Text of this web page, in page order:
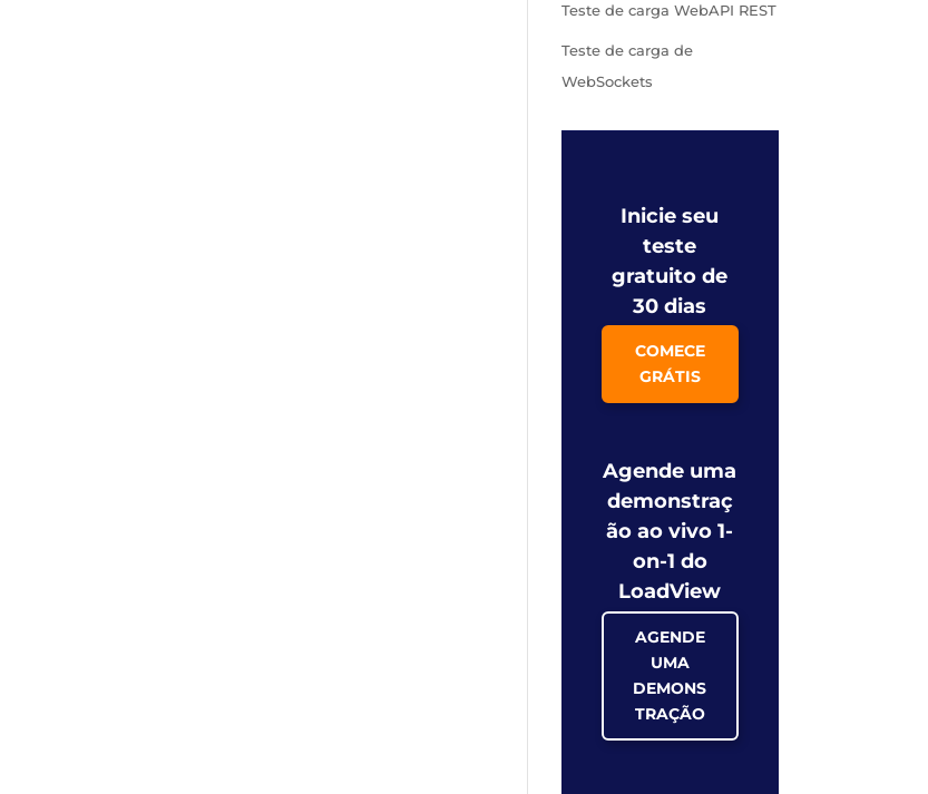
Teste de carga WebAPI REST
Teste de carga de
WebSockets
Inicie seu
teste
gratuito de
30 dias
COMECE
GRÁTIS
Agende uma
demonstraç
ão ao vivo 1-
on-1 do
LoadView
AGENDE
UMA
DEMONS
TRAÇÃO